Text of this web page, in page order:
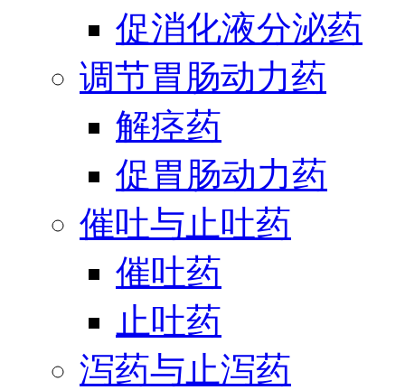
促消化液分泌药
调节胃肠动力药
解痉药
促胃肠动力药
催吐与止吐药
催吐药
止吐药
泻药与止泻药